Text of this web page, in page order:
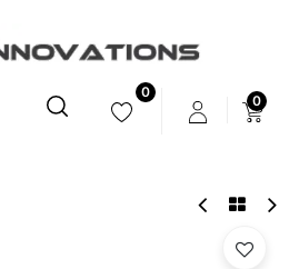
0
0